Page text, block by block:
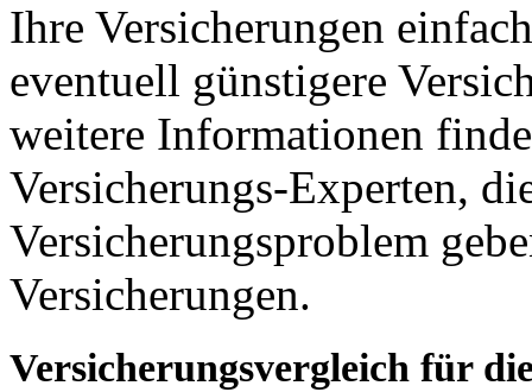
Ihre Versicherungen
eventuell günstigere
weitere Informationen
Versicherungs-Experten,
Versicherungsproblem
Versicherungen.
Versicherungsvergleich für